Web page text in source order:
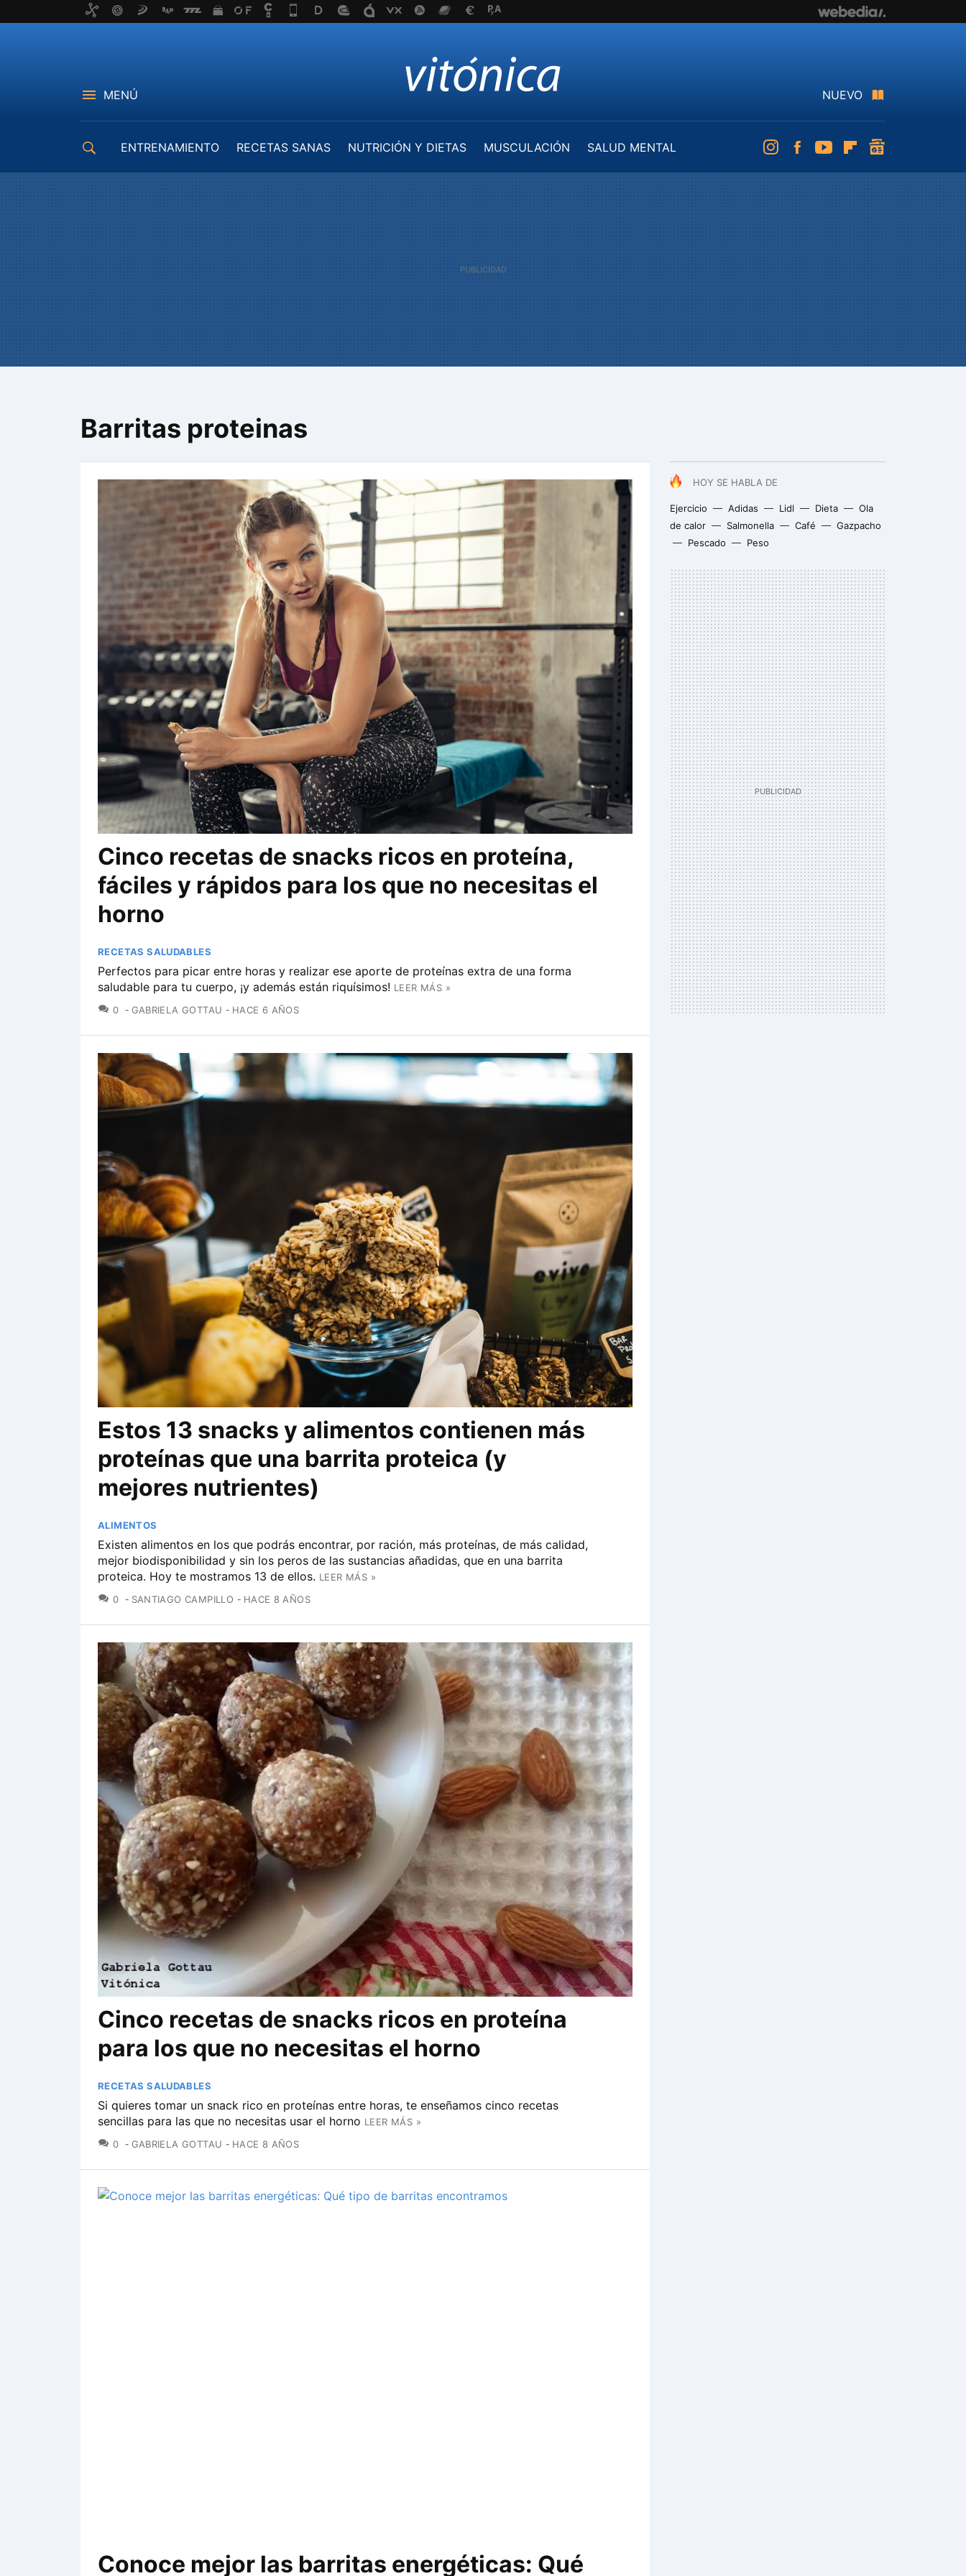
MENÚ NUEVO
ENTRENAMIENTO RECETAS SANAS NUTRICIÓN Y DIETAS MUSCULACIÓN
SALUD MENTAL
InstagramFacebookYoutubeFlipboard
Barritas proteinas
HOY SE HABLA DE
Ejercicio Adidas Lidl Dieta
Ola
de calor
Salmonella Café
Gazpacho
Pescado
Peso
Cinco recetas de snacks ricos en proteína,
fáciles y rápidos para los que no necesitas el
horno
RECETAS SALUDABLES
Perfectos para picar entre horas y realizar ese aporte de proteínas extra de una forma
saludable para tu cuerpo, ¡y además están riquísimos! LEER MÁS »
0 COMENTARIOS
GABRIELA GOTTAU HACE 6 AÑOS
Estos 13 snacks y alimentos contienen más
proteínas que una barrita proteica (y
mejores nutrientes)
ALIMENTOS
Existen alimentos en los que podrás encontrar, por ración, más proteínas, de más calidad,
mejor biodisponibilidad y sin los peros de las sustancias añadidas, que en una barrita
proteica. Hoy te mostramos 13 de ellos. LEER MÁS »
0 COMENTARIOS
SANTIAGO CAMPILLO HACE 8 AÑOS
Cinco recetas de snacks ricos en proteína
para los que no necesitas el horno
RECETAS SALUDABLES
Si quieres tomar un snack rico en proteínas entre horas, te enseñamos cinco recetas
sencillas para las que no necesitas usar el horno LEER MÁS »
0 COMENTARIOS
GABRIELA GOTTAU HACE 8 AÑOS
Conoce mejor las barritas energéticas: Qué